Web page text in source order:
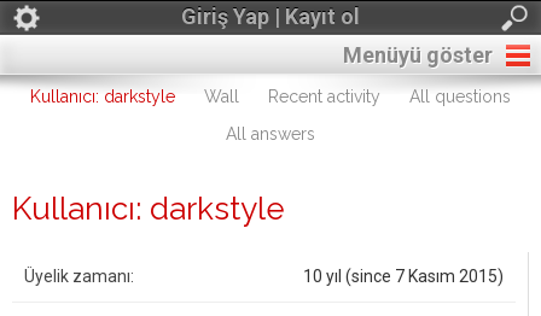
Giriş Yap | Kayıt ol
Menüyü göster
Kullanıcı: darkstyle Wall Recent activity
All questions
All answers
Kullanıcı: darkstyle
Üyelik zamanı: 10 yıl (since 7 Kasım 2015)